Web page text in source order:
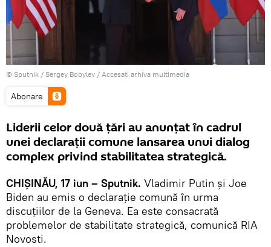
© Sputnik / Sergey Bobylev / Accesați arhiva multimedia
Abonare
Liderii celor două țări au anunțat în cadrul
unei declarații comune lansarea unui dialog
complex privind stabilitatea strategică.
CHIȘINĂU, 17 iun – Sputnik. Vladimir Putin și Joe
Biden au emis o declarație comună în urma
discuțiilor de la Geneva. Ea este consacrată
problemelor de stabilitate strategică, comunică RIA
Novosti.